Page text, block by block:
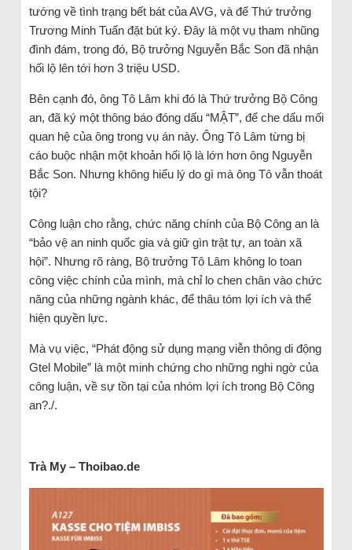
tướng về tình trạng bết bát của AVG, và để Thứ trưởng
Trương Minh Tuấn đặt bút ký. Đây là một vụ tham nhũng
đình đám, trong đó, Bộ trưởng Nguyễn Bắc Son đã nhận
hối lộ lên tới hơn 3 triệu USD.
Bên cạnh đó, ông Tô Lâm khi đó là Thứ trưởng Bộ Công
an, đã ký một thông báo đóng dấu “MẬT”, để che dấu mối
quan hệ của ông trong vụ án này. Ông Tô Lâm từng bị
cáo buộc nhận một khoản hối lộ là lớn hơn ông Nguyễn
Bắc Son. Nhưng không hiểu lý do gì mà ông Tô vẫn thoát
tội?
Công luận cho rằng, chức năng chính của Bộ Công an là
“bảo vệ an ninh quốc gia và giữ gìn trật tự, an toàn xã
hội”. Nhưng rõ ràng, Bộ trưởng Tô Lâm không lo toan
công việc chính của mình, mà chỉ lo chen chân vào chức
năng của những ngành khác, để thâu tóm lợi ích và thể
hiện quyền lực.
Mà vụ việc, “Phát động sử dụng mạng viễn thông di động
Gtel Mobile” là một minh chứng cho những nghi ngờ của
công luận, về sự tồn tại của nhóm lợi ích trong Bộ Công
an?./.
TràMy – Thoibao.de